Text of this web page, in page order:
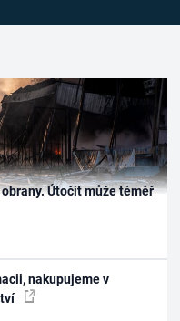
Útočit může téměř
nakupujeme v